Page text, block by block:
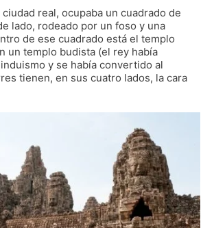
real, ocupaba un cuadrado de
lado, rodeado por un foso y una
de ese cuadrado está el templo
un templo budista (el rey había
y se había convertido al
tienen, en sus cuatro lados, la cara